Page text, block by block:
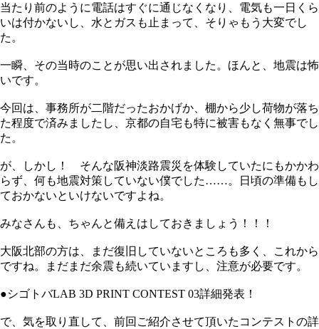
当たり前のように電話はすぐに通じなくなり、電気も一日くら
いは付かないし、水とガスも止まって、そりゃもう大変でし
た。
一瞬、その当時のことが思い出されました。ほんと、地震は怖
いです。
今回は、事務所が二階だったおかげか、棚から少し荷物が落ち
た程度で済みましたし、京都の自宅も特に被害もなく無事でし
た。
が、しかし！ そんな阪神淡路震災を体験していたにもかかわ
らず、何も地震対策していない僕でした……。日頃の準備もし
ておかないといけないですよね。
みなさんも、ちゃんと備えはしておきましょう！！！
大阪北部の方は、まだ復旧していないところも多く、これから
ですね。まだまだ余震も続いていますし、注意が必要です。
●シゴトバLAB 3D PRINT CONTEST 03詳細発表！
で、気を取り直して、前回ご紹介させて頂いたコンテストの詳